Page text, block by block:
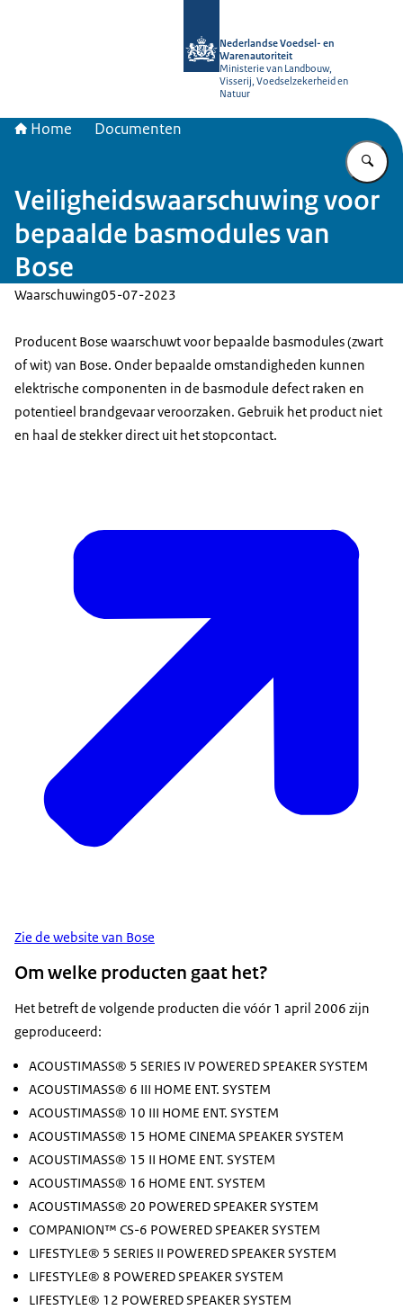
Nederlandse Voedsel- en
Warenautoriteit
Ministerie van Landbouw,
Visserij, Voedselzekerheid en
Natuur
Home Documenten
Veiligheidswaarschuwing voor
bepaalde basmodules van
Bose
Waarschuwing05-07-2023
Producent Bose waarschuwt voor bepaalde basmodules (zwart
of wit) van Bose. Onder bepaalde omstandigheden kunnen
elektrische componenten in de basmodule defect raken en
potentieel brandgevaar veroorzaken. Gebruik het product niet
en haal de stekker direct uit het stopcontact.
Zie de website van Bose
Om welke producten gaat het?
Het betreft de volgende producten die vóór 1 april 2006 zijn
geproduceerd:
ACOUSTIMASS® 5 SERIES IV POWERED SPEAKER SYSTEM
ACOUSTIMASS® 6 III HOME ENT. SYSTEM
ACOUSTIMASS® 10 III HOME ENT. SYSTEM
ACOUSTIMASS® 15 HOME CINEMA SPEAKER SYSTEM
ACOUSTIMASS® 15 II HOME ENT. SYSTEM
ACOUSTIMASS® 16 HOME ENT. SYSTEM
ACOUSTIMASS® 20 POWERED SPEAKER SYSTEM
COMPANION™ CS-6 POWERED SPEAKER SYSTEM
LIFESTYLE® 5 SERIES II POWERED SPEAKER SYSTEM
LIFESTYLE® 8 POWERED SPEAKER SYSTEM
LIFESTYLE® 12 POWERED SPEAKER SYSTEM